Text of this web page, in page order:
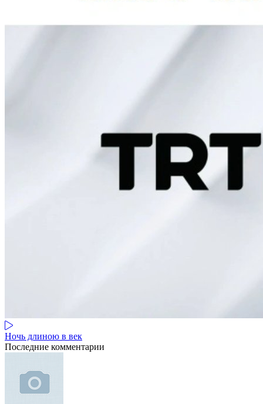
Ночь длиною в век
Последние комментарии